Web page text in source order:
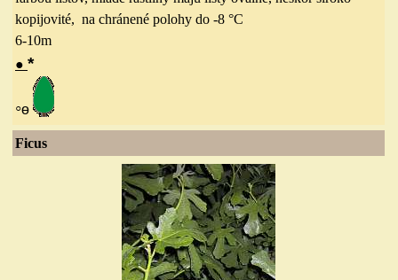
kopijovité, na chránené polohy do -8 °C
6-10m
● *
◦ө
Ficus